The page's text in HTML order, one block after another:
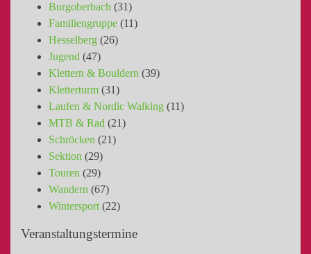
Burgoberbach (31)
Familiengruppe (11)
Hesselberg (26)
Jugend (47)
Klettern & Bouldern (39)
Kletterturm (31)
Laufen & Nordic Walking (11)
MTB & Rad (21)
Schröcken (21)
Sektion (29)
Touren (29)
Wandern (67)
Wintersport (22)
Veranstaltungstermine